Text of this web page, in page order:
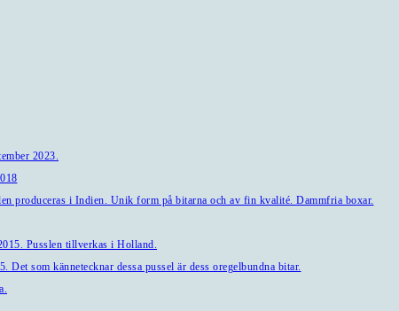
2023.
produceras i Indien. Unik form på bitarna och av fin kvalité. Dammfria boxar.
Pusslen tillverkas i Holland.
som kännetecknar dessa pussel är dess oregelbundna bitar.